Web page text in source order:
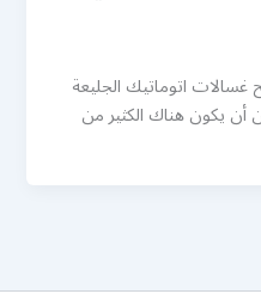
اتوماتيك الجليعة
أن يكون هناك الكثير من